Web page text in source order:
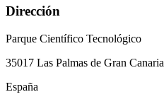
Dirección
Parque Científico Tecnológico
35017 Las Palmas de Gran Canaria
España